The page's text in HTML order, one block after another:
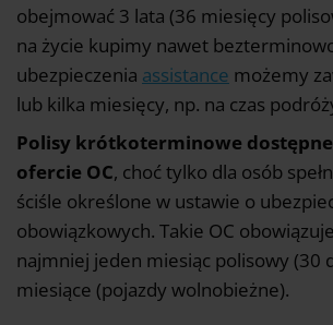
obejmować 3 lata (36 miesięcy
na życie kupimy nawet
ubezpieczenia assistance możemy
lub kilka miesięcy, np. na czas
Polisy krótkoterminowe dostępne
ofercie OC, choć tylko dla osób
ściśle określone w ustawie o
obowiązkowych. Takie OC
najmniej jeden miesiąc polisowy (30
miesiące (pojazdy wolnobieżne).